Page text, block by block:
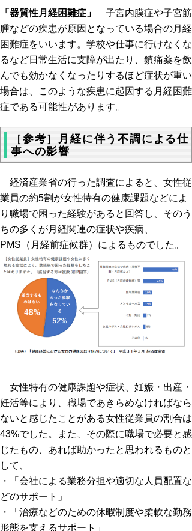
「器質性月経困難症」
子宮内膜症や子宮筋
腫などの疾患が原因となっている場合の月経
困難症をいいます。学校や仕事に行けなくな
るなど日常生活に支障が出たり、鎮痛薬を飲
んでも効かなくなったりするほど症状が重い
場合は、このような疾患に起因する月経困難
症である可能性があります。
［参考］月経に伴う不調による仕
事への影響
経済産業省の行った調査によると、女性従
業員の約5割が女性特有の健康課題などによ
り職場で困った経験があると回答し、そのう
ちの多くが月経関連の症状や疾病、
PMS（月経前症候群）によるものでした。
女性特有の健康課題や症状、妊娠・出産・
妊活等により、職場であきらめなければなら
ないと感じたことがある女性従業員の割合は
43%でした。また、その際に職場で必要と感
じたもの、あれば助かったと思われるものと
して、
・「会社による業務分担や適切な人員配置な
どのサポート」
・「治療などのための休暇制度や柔軟な勤務
形態を支えるサポート」